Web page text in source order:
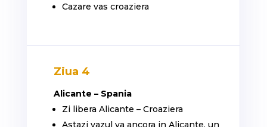
Cazare vas croaziera
Ziua 4
Alicante – Spania
Zi libera Alicante – Croaziera
Astazi vazul va ancora in Alicante, un